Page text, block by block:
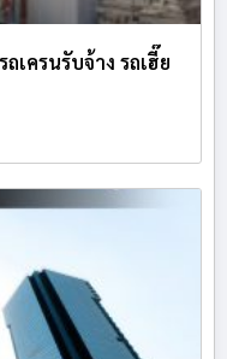
เครนรับจ้าง รถเฮี๊ย